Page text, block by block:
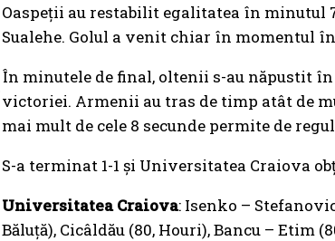
Oaspeții au restabilit egalitatea în minutul
Sualehe. Golul a venit chiar în momentul
În minutele de final, oltenii s-au năpustit
victoriei. Armenii au tras de timp atât de
mai mult de cele 8 secunde permite de
S-a terminat 1-1 și Universitatea Craiova
Universitatea Craiova: Isenko –
Băluță), Cicâldău (80, Houri), Bancu – Etim